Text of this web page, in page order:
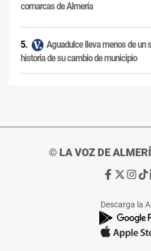
comarcas de Almería
Aguadulce lleva menos de un
historia de su cambio de municipio
© LA VOZ DE
Ir
de
La
Voz
Ir
de
La
Voz
Ir
de
La
Voz
Descarga la